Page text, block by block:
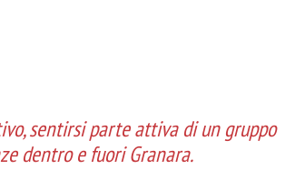
sentirsi parte attiva di un gruppo
dentro e fuori Granara.